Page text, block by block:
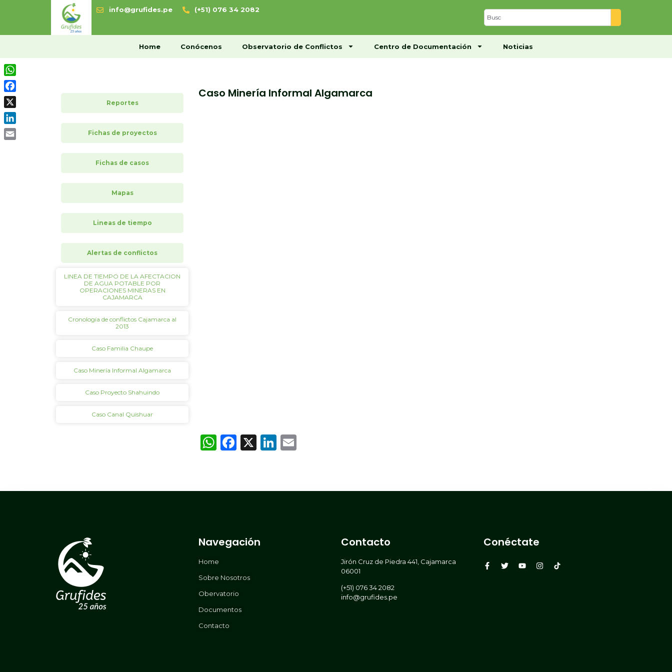
info@grufides.pe (+51) 076 34 2082
Home Conócenos Observatorio de Conflictos Centro de Documentación Noticias
Home Conócenos Centro de Documentación Noticias
Reportes
Fichas de proyectos
Fichas de casos
Mapas
Lineas de tiempo
Alertas de conflictos
LINEA DE TIEMPO DE LA AFECTACION
DE AGUA POTABLE POR
OPERACIONES MINERAS EN
CAJAMARCA
Cronología de conflictos Cajamarca al
2013
Caso Familia Chaupe
Caso Minería Informal Algamarca
Caso Proyecto Shahuindo
Caso Canal Quishuar
Caso Minería Informal Algamarca
WhatsApp
Facebook
X LinkedIn
Navegación
Home
Sobre Nosotros
Obervatorio
Documentos
Contacto
Contacto
Jirón Cruz de Piedra 441, Cajamarca
06001
(+51) 076 34 2082
info@grufides.pe
Conéctate
WhatsApp
Facebook
X
LinkedIn